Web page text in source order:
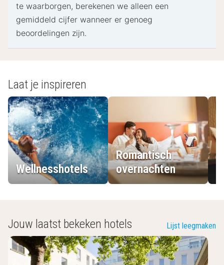
te waarborgen, berekenen we alleen een
gemiddeld cijfer wanneer er genoeg
beoordelingen zijn.
Laat je inspireren
Wellnesshotels
Romantisch
overnachten
Jouw laatst bekeken hotels Lijst leegmaken